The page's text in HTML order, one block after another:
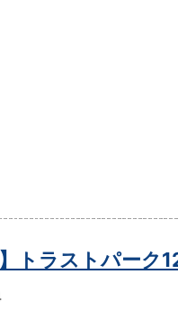
トラストパーク